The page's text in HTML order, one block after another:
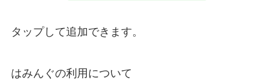
タップして追加できます。
はみんぐの利用について